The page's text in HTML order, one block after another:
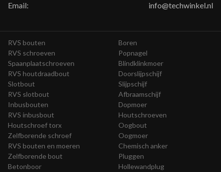
Email: info@techwinkel.nl
RVS bouten
RVS schroeven
Spaanplaatschroeven
RVS houtdraadbout
Slotbout
RVS slotbout
Inbusbouten
RVS inbusbout
Houtschroef torx
Zelfborende schroef
RVS bouten en moeren
Zelfborende bout
Betonboor
Boren
Popnagel
Blindklinkmoer
Doorslijpschijf
Slijpschijf
Afbraamschijf
Dopmoer
Houtschroeven
Oogbout
Oogmoer
Chemisch anker
Pluggen
Hollewandplug